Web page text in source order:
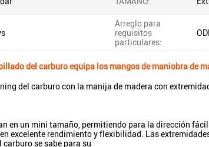
Arreglo para
requisitos
particulares:
del carburo equipa los mangos de maniobra de
del carburo con la manija de madera con
en un mini tamaño, permitiendo para la dirección
excelente rendimiento y flexibilidad. Las
se sabe para su